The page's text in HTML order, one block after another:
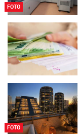
FOTO
FOTO